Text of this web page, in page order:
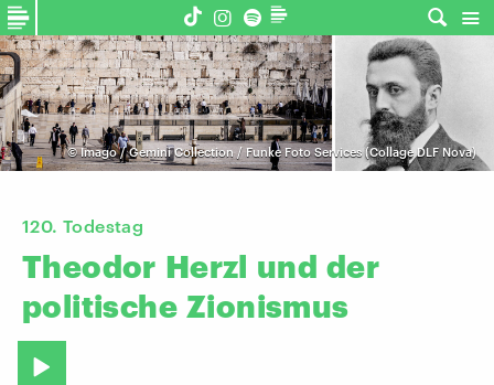
©Imago / Gemini Collection / Funke Foto Services (Collage DLF Nova)
120. Todestag
Theodor Herzl und der
politische Zionismus